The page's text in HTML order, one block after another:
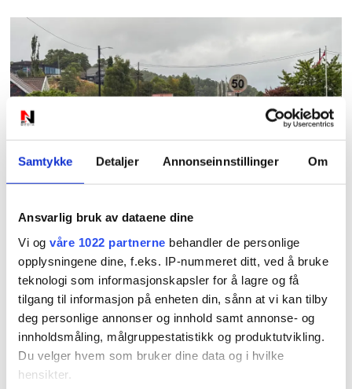
Samtykke Detaljer Annonseinnstillinger Om
Ansvarlig bruk av dataene dine
Vi og våre 1022 partnerne behandler de personlige
opplysningene dine, f.eks. IP-nummeret ditt, ved å bruke
teknologi som informasjonskapsler for å lagre og få
tilgang til informasjon på enheten din, sånn at vi kan tilby
deg personlige annonser og innhold samt annonse- og
innholdsmåling, målgruppestatistikk og produktutvikling.
Du velger hvem som bruker dine data og i hvilke
hensikter.
PLUS
Nye skilt skaper
forvirring: Hvilken
fartsgrense gjelder
egentlig?